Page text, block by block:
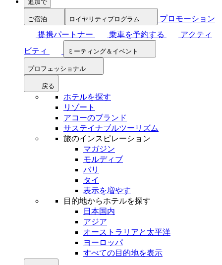
追加で
ご宿泊 ロイヤリティプログラム
プロモーション
提携パートナー
乗車を予約する
アクティ
ビティ
ミーティング＆イベント
プロフェッショナル
戻る
ホテルを探す
リゾート
アコーのブランド
サステイナブルツーリズム
旅のインスピレーション
マガジン
モルディブ
バリ
タイ
表示を増やす
目的地からホテルを探す
日本国内
アジア
オーストラリアと太平洋
ヨーロッパ
すべての目的地を表示